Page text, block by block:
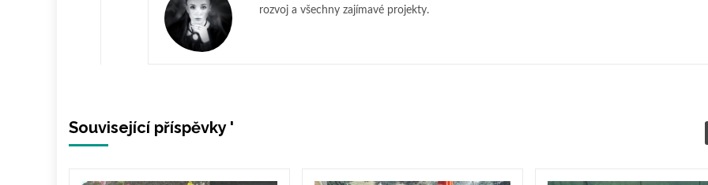
rozvoj a všechny zajímavé projekty.
Související příspěvky '